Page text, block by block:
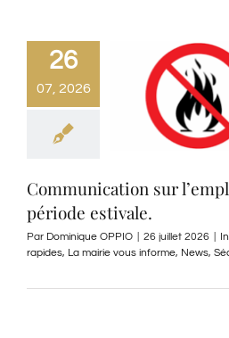
26
07, 2026
Communication sur
période estivale.
Par Dominique OPPIO 26 juillet 2026
rapides, La mairie vous informe, News,